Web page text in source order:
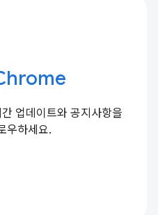
업데이트와 공지사항을
우하세요.